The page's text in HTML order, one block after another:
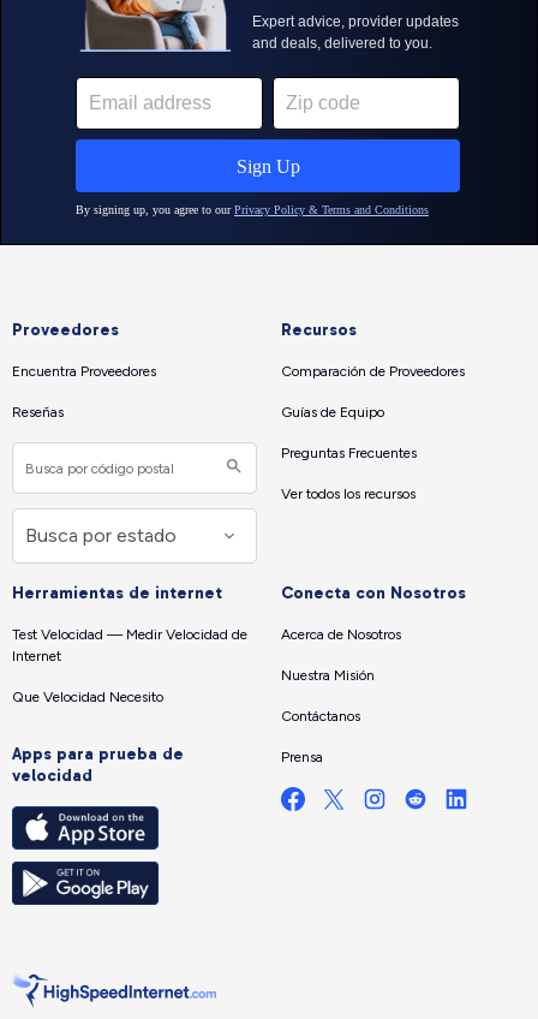
Proveedores
Encuentra Proveedores
Reseñas
Recursos
Comparación de Proveedores
Guías de Equipo
Preguntas Frecuentes
Ver todos los recursos
Herramientas de internet
Test Velocidad — Medir Velocidad de
Internet
Que Velocidad Necesito
Apps para prueba de
velocidad
Conecta con Nosotros
Acerca de Nosotros
Nuestra Misión
Contáctanos
Prensa